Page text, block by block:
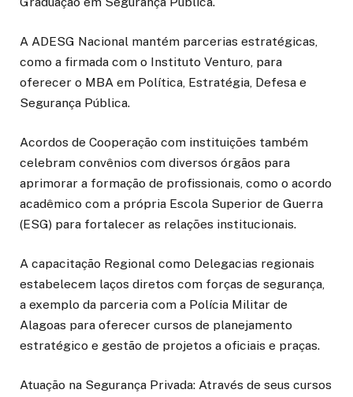
A ADESG Nacional mantém parcerias estratégicas,
como a firmada com o Instituto Venturo, para
oferecer o MBA em Política, Estratégia, Defesa e
Segurança Pública.
Acordos de Cooperação com instituições também
celebram convênios com diversos órgãos para
aprimorar a formação de profissionais, como o acordo
acadêmico com a própria Escola Superior de Guerra
(ESG) para fortalecer as relações institucionais.
A capacitação Regional como Delegacias regionais
estabelecem laços diretos com forças de segurança,
a exemplo da parceria com a Polícia Militar de
Alagoas para oferecer cursos de planejamento
estratégico e gestão de projetos a oficiais e praças.
Atuação na Segurança Privada: Através de seus cursos